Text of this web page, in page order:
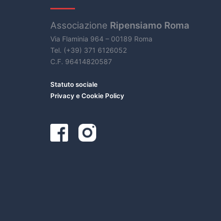
Associazione Ripensiamo Roma
Via Flaminia 964 – 00189 Roma
Tel. (+39) 371 6126052
C.F. 96414820587
Statuto sociale
Privacy e Cookie Policy